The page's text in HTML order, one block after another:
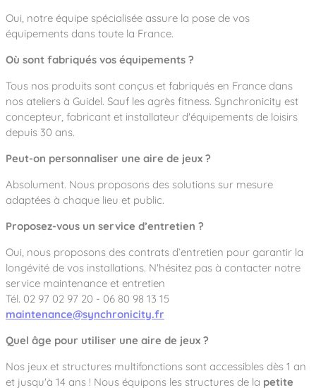
Oui, notre équipe spécialisée assure la pose de vos
équipements dans toute la France.
Où sont fabriqués vos équipements ?
Tous nos produits sont conçus et fabriqués en France dans
nos ateliers à Guidel. Sauf les agrès fitness. Synchronicity est
concepteur, fabricant et installateur d'équipements de loisirs
depuis 30 ans.
Peut-on personnaliser une aire de jeux ?
Absolument. Nous proposons des solutions sur mesure
adaptées à chaque lieu et public.
Proposez-vous un service d’entretien ?
Oui, nous proposons des contrats d’entretien pour garantir la
longévité de vos installations. N'hésitez pas à contacter notre
service maintenance et entretien
Tél. 02 97 02 97 20 - 06 80 98 13 15
maintenance@synchronicity.fr
Quel âge pour utiliser une aire de jeux ?
Nos jeux et structures multifonctions sont accessibles dès 1 an
et jusqu'à 14 ans ! Nous équipons les structures de la petite